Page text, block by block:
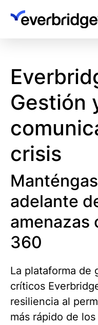
Skip
Gestión
crisis
adelante
amenazas
360
La plataforma de
críticos
resiliencia al
más rápido de